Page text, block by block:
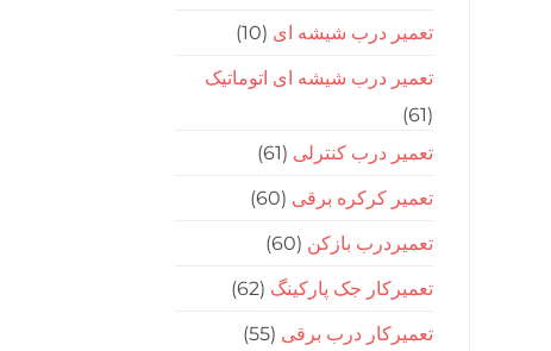
تعمیر درب شیشه ای (10)
تعمیر درب شیشه ای اتوماتیک
(61)
تعمیر درب کنترلی (61)
تعمیر کرکره برقی (60)
تعمیردرب بازکن (60)
تعمیرکار جک پارکینگ (62)
تعمیرکار درب برقی (55)